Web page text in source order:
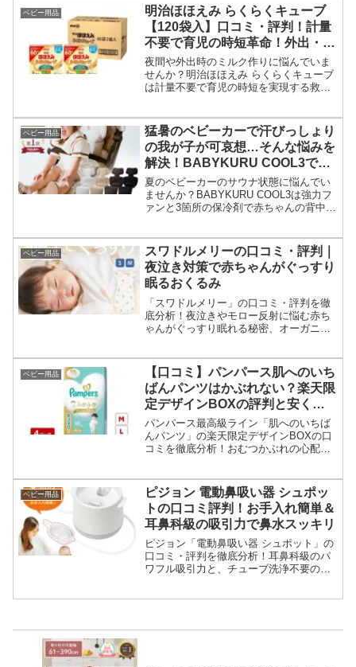
し、購入を検討しているパパママを徹底
サポートします。
ベビー用品
明治ほほえみ らくらくキューブ
【120袋入】口コミ・評判！計量
不要で育児の時短革命！外出・夜
間調ゆの救世主
夜間や外出時のミルク作りに悩んでいま
せんか？明治ほほえみ らくらくキューブ
は計量不要で育児の時短を実現する救世
フリーな育児を始めましょう。
ベビー用品
猛暑のベビーカーで汗びっしょり
の我が子が可哀想…そんな悩みを
解決！BABYKURU COOL3で真
夏のお出かけを最高の笑顔に変え
ませんか？
夏のベビーカーのサウナ状態に悩んでい
ませんか？BABYKURU COOL3は強力フ
ァンと3箇所の保冷剤で赤ちゃんの背中を
ベビー用品
スワドルメリーの口コミ・評判｜
夜泣き対策で赤ちゃんがぐっすり
眠るおくるみ
「スワドルメリー」の口コミ・評判を徹
底分析！夜泣きやモロー反射に悩む赤ち
ゃんがぐっすり眠れる秘密、オーガニッ
やギフトにもおすすめのおくるみです。
ベビー用品
【口コミ】パンパース肌へのいち
ばんパンツはかぶれない？楽天限
定デザインBOXの評判と安く買
う方法
パンパース最高級ライン「肌へのいちば
んパンツ」の楽天限定デザインBOXの口
コミを徹底分析！おむつかぶれの心配や
ゃんの肌を守りながら、賢く買い物をし
たいママ・パパ必見です。
ベビー用品
ピジョン 電動鼻吸い器 シュポッ
トの口コミ評判！お手入れ簡単＆
耳鼻科級の吸引力で鼻水スッキリ
ピジョン「電動鼻吸い器 シュポット」の
口コミ・評判を徹底分析！耳鼻科級のパ
ワフル吸引力と、チューブ洗浄不要の驚